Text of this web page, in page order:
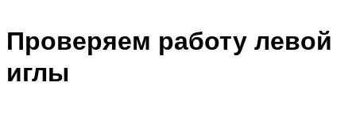
Проверяем работу левой
иглы